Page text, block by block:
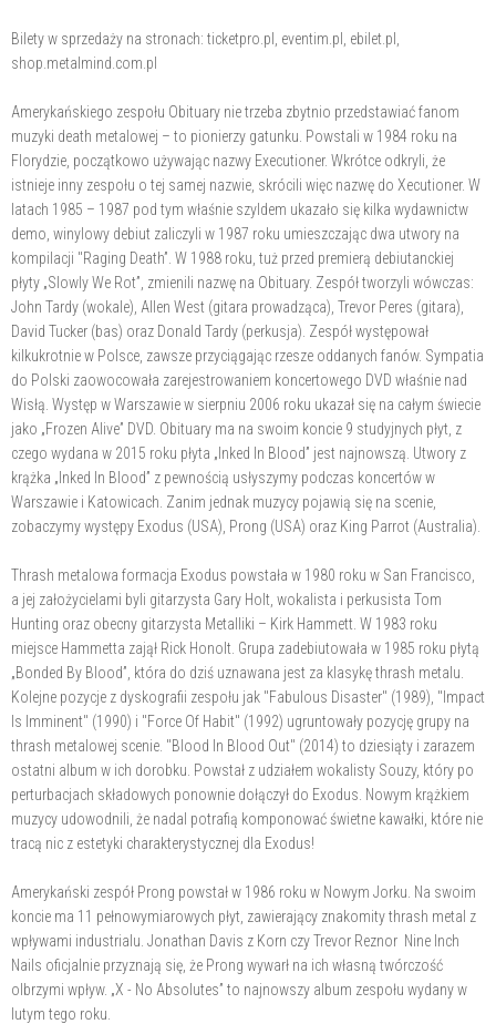
Bilety w sprzedaży na stronach: ticketpro.pl, eventim.pl, ebilet.pl,
shop.metalmind.com.pl
Amerykańskiego zespołu Obituary nie trzeba zbytnio przedstawiać fanom
muzyki death metalowej – to pionierzy gatunku. Powstali w 1984 roku na
Florydzie, początkowo używając nazwy Executioner. Wkrótce odkryli, że
istnieje inny zespołu o tej samej nazwie, skrócili więc nazwę do Xecutioner. W
latach 1985 – 1987 pod tym właśnie szyldem ukazało się kilka wydawnictw
demo, winylowy debiut zaliczyli w 1987 roku umieszczając dwa utwory na
kompilacji "Raging Death”. W 1988 roku, tuż przed premierą debiutanckiej
płyty „Slowly We Rot”, zmienili nazwę na Obituary. Zespół tworzyli wówczas:
John Tardy (wokale), Allen West (gitara prowadząca), Trevor Peres (gitara),
David Tucker (bas) oraz Donald Tardy (perkusja). Zespół występował
kilkukrotnie w Polsce, zawsze przyciągając rzesze oddanych fanów. Sympatia
do Polski zaowocowała zarejestrowaniem koncertowego DVD właśnie nad
Wisłą. Występ w Warszawie w sierpniu 2006 roku ukazał się na całym świecie
jako „Frozen Alive” DVD. Obituary ma na swoim koncie 9 studyjnych płyt, z
czego wydana w 2015 roku płyta „Inked In Blood” jest najnowszą. Utwory z
krążka „Inked In Blood” z pewnością usłyszymy podczas koncertów w
Warszawie i Katowicach. Zanim jednak muzycy pojawią się na scenie,
zobaczymy występy Exodus (USA), Prong (USA) oraz King Parrot (Australia).
Thrash metalowa formacja Exodus powstała w 1980 roku w San Francisco,
a jej założycielami byli gitarzysta Gary Holt, wokalista i perkusista Tom
Hunting oraz obecny gitarzysta Metalliki – Kirk Hammett. W 1983 roku
miejsce Hammetta zajął Rick Honolt. Grupa zadebiutowała w 1985 roku płytą
„Bonded By Blood”, która do dziś uznawana jest za klasykę thrash metalu.
Kolejne pozycje z dyskografii zespołu jak "Fabulous Disaster" (1989), "Impact
Is Imminent" (1990) i "Force Of Habit" (1992) ugruntowały pozycję grupy na
thrash metalowej scenie. "Blood In Blood Out" (2014) to dziesiąty i zarazem
ostatni album w ich dorobku. Powstał z udziałem wokalisty Souzy, który po
perturbacjach składowych ponownie dołączył do Exodus. Nowym krążkiem
muzycy udowodnili, że nadal potrafią komponować świetne kawałki, które nie
tracą nic z estetyki charakterystycznej dla Exodus!
Amerykański zespół Prong powstał w 1986 roku w Nowym Jorku. Na swoim
koncie ma 11 pełnowymiarowych płyt, zawierający znakomity thrash metal z
wpływami industrialu. Jonathan Davis z Korn czy Trevor Reznor Nine Inch
Nails oficjalnie przyznają się, że Prong wywarł na ich własną twórczość
olbrzymi wpływ. „X - No Absolutes” to najnowszy album zespołu wydany w
lutym tego roku.